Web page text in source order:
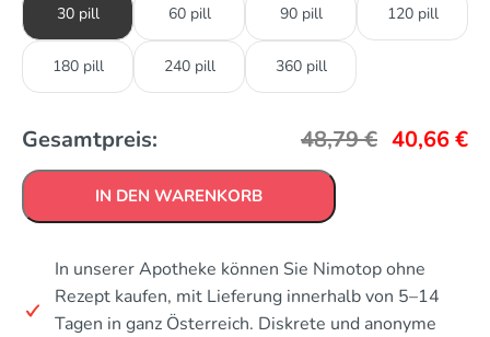
30 pill 60 pill 90 pill 120 pill
180 pill 240 pill 360 pill
Gesamtpreis: 48,79€ 40,66€
IN DEN WARENKORB
In unserer Apotheke können Sie Nimotop ohne
Rezept kaufen, mit Lieferung innerhalb von 5–14
Tagen in ganz Österreich. Diskrete und anonyme